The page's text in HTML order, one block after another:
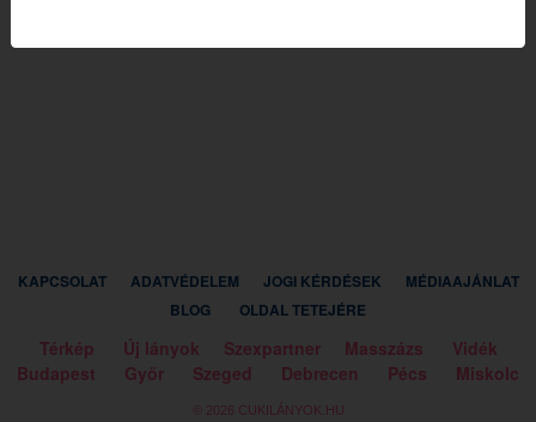
KAPCSOLAT ADATVÉDELEM JOGI KÉRDÉSEK
MÉDIAAJÁNLAT
BLOG
OLDAL TETEJÉRE
Térkép Új lányok Szexpartner Masszázs
Vidék
Budapest
Győr Szeged Debrecen Pécs Miskolc
© 2026 CUKILÁNYOK.HU